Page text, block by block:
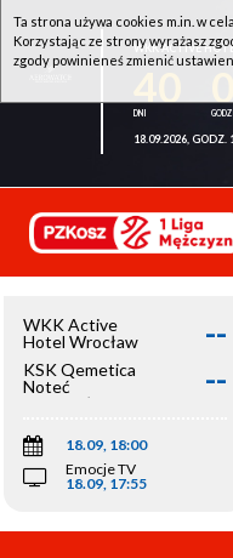
WKK ACTIVE
18.09.2026, GODZ.
WKK Active
Hotel Wrocław
--
KSK Qemetica
Noteć
Inowrocław
--
18.09, 18:00
Emocje TV
18.09, 17:55
Ta strona używa cookies m.in. w
Korzystając ze strony wyrażasz
zgody powinieneś zmienić